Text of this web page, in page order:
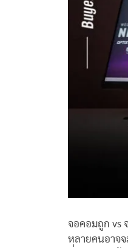
จอคอมถูก vs
หลายคนอาจ